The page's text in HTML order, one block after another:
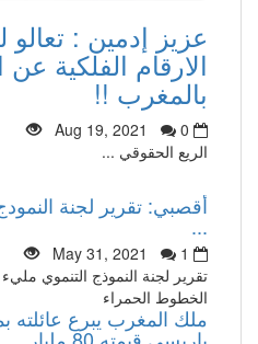
عزيز إدمين : تعالو
الارقام الفلكية عن
بالمغرب !!
Aug 19, 2021
0
الريع الحقوقي ...
أقصبي: تقرير لجنة
May 31, 2021
1
تقرير لجنة النموذج التنموي
الخطوط الحمراء
ملك المغرب يبرع عائلته
باريسي قيمته 80 مليار